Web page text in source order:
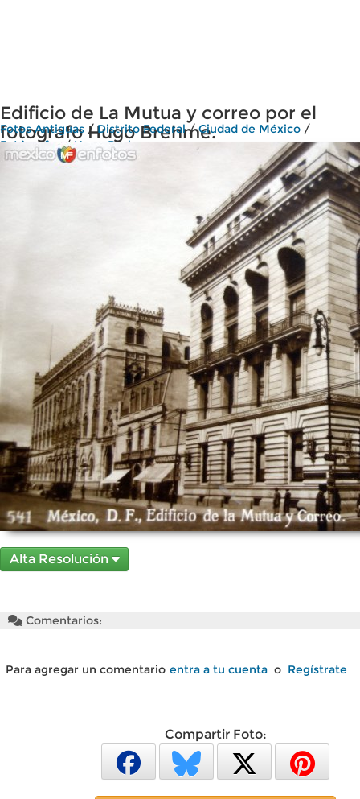
Edificio de La Mutua y correo por el
fotografo Hugo Brehme.
Fotos Antiguas /Distrito Federal/Ciudad de México /
Fotógrafos/Hugo Brehme
Alta Resolución
Comentarios:
Para agregar un comentario entra a tu cuenta o Regístrate
Compartir Foto: